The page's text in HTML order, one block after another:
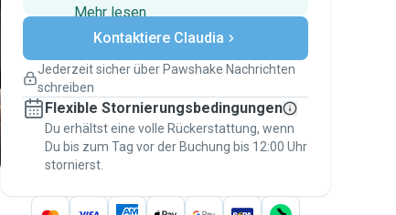
Mehr lesenSichere Zahlungen
Unterstützung, falls sich Deine
Versicherte Buchungen
Erledige alles über Pawshake – von der
ersten Nachricht bis zur Bezahlung –, um
über die Pawshake-Garantieabgesichert zu
sein
Kontaktiere Claudia
Jederzeit sicher über Pawshake Nachrichten
schreiben
Flexible Stornierungsbedingungen
Du erhältst eine volle Rückerstattung, wenn
Du bis zum Tag vor der Buchung bis 12:00 Uhr
stornierst.